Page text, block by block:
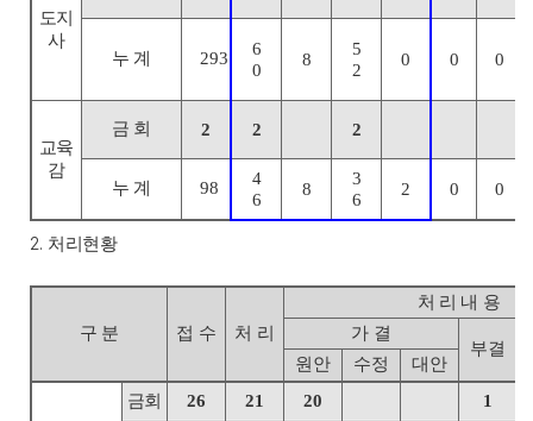
도지
사
누 계 293
6
0
8
5
2
0 0 0
교육
감
금 회 2 2 2
누 계 98
4
6
8
3
6
2 0 0
2. 처리현황
구 분 접 수 처 리
처 리 내 용
가 결
부결
원안
수정 대안
금회 26 21 20 1